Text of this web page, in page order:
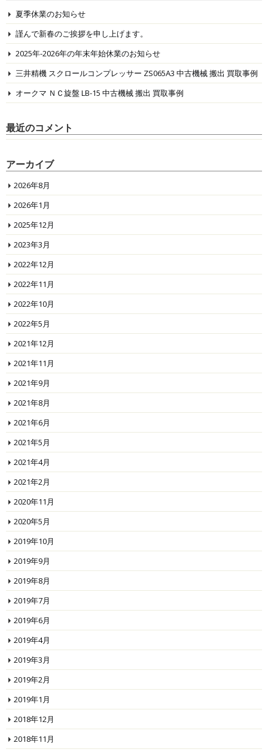
夏季休業のお知らせ
謹んで新春のご挨拶を申し上げます。
2025年-2026年の年末年始休業のお知らせ
三井精機 スクロールコンプレッサー ZS065A3 中古機械 搬出 買取事例
オークマ ＮＣ旋盤 LB-15 中古機械 搬出 買取事例
最近のコメント
アーカイブ
2026年8月
2026年1月
2025年12月
2023年3月
2022年12月
2022年11月
2022年10月
2022年5月
2021年12月
2021年11月
2021年9月
2021年8月
2021年6月
2021年5月
2021年4月
2021年2月
2020年11月
2020年5月
2019年10月
2019年9月
2019年8月
2019年7月
2019年6月
2019年4月
2019年3月
2019年2月
2019年1月
2018年12月
2018年11月